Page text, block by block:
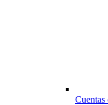
Cuentas